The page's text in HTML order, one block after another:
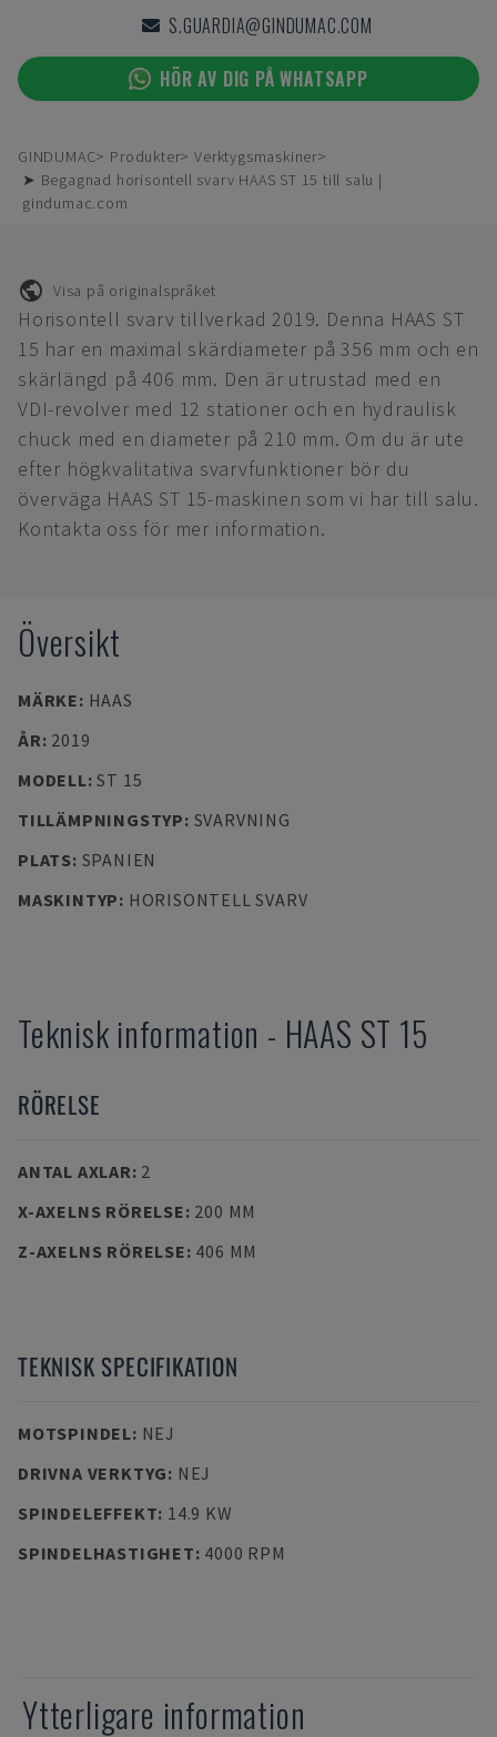
S.GUARDIA@GINDUMAC.COM
HÖR AV DIG PÅ WHATSAPP
GINDUMAC Produkter
Verktygsmaskiner
➤ Begagnad horisontell svarv HAAS ST 15 till salu |
gindumac.com
Visa på originalspråket
Horisontell svarv tillverkad 2019. Denna HAAS ST
15 har en maximal skärdiameter på 356 mm och en
skärlängd på 406 mm. Den är utrustad med en
VDI-revolver med 12 stationer och en hydraulisk
chuck med en diameter på 210 mm. Om du är ute
efter högkvalitativa svarvfunktioner bör du
överväga HAAS ST 15-maskinen som vi har till salu.
Kontakta oss för mer information.
Översikt
MÄRKE: HAAS
ÅR: 2019
MODELL:ST 15
TILLÄMPNINGSTYP: SVARVNING
PLATS: SPANIEN
MASKINTYP: HORISONTELL SVARV
Teknisk information - HAAS ST 15
RÖRELSE
ANTAL AXLAR: 2
X-AXELNS RÖRELSE: 200 MM
Z-AXELNS RÖRELSE: 406 MM
TEKNISK SPECIFIKATION
MOTSPINDEL: NEJ
DRIVNA VERKTYG: NEJ
SPINDELEFFEKT: 14.9 KW
SPINDELHASTIGHET: 4000 RPM
Ytterligare information